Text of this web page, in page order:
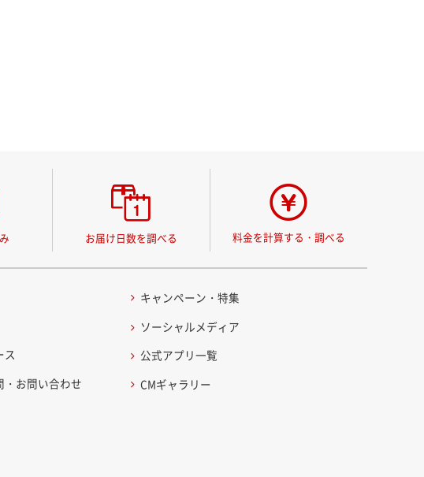
お届け日数を調べる 料金を計算する・調べる
ス
・お問い合わせ
キャンペーン・特集
ソーシャルメディア
公式アプリ一覧
CMギャラリー